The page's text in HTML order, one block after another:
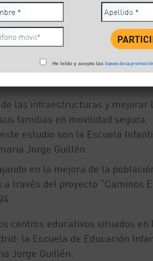
Compartir:
las infraestructuras y mejorar
familias en movilidad segura.
estudio son la Escuela
Jorge Guillén
en la mejora de la
través del proyecto “Caminos
centros educativos situados en
la Escuela de Educación
Jorge Guillén.
He leído y acepto lasbases de la